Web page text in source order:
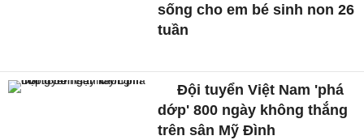
sống cho em bé sinh non 26
tuần
Đội tuyển Việt Nam 'phá
dớp' 800 ngày không thắng
trên sân Mỹ Đình